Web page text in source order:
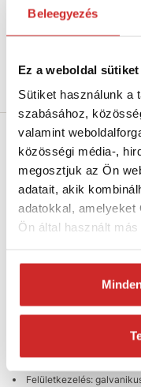
Beleegyezés
Ez a weboldal
Sütiket használunk a
szabásához,
valamint
közösségi média-,
megosztjuk az Ön
adatait, akik
adatokkal, amelyeket
Ön által használt
Felületkezelés: galvanikus
cink - fehér
Raktáron 30 db
100x170x75mm
Felületkezelés: